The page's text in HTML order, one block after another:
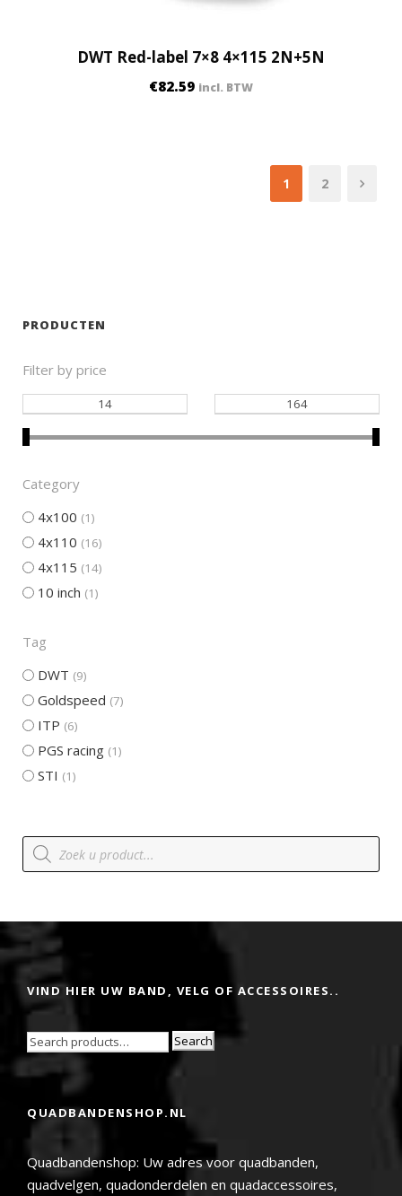
DWT Red-label 7×8 4×115 2N+5N
€82.59 incl. BTW
1 2
PRODUCTEN
Filter by price
Category
4x100
1
4x110 16
4x115 14
10 inch 1
Tag
DWT 9
Goldspeed 7
ITP 6
PGS racing 1
STI 1
P
o
t
e
n
z
o
e
k
e
n
VIND HIER UW BAND, VELG OF ACCESSOIRES..
Search
QUADBANDENSHOP.NL
Quadbandenshop: Uw adres voor quadbanden,
quadvelgen, quadonderdelen en quadaccessoires,